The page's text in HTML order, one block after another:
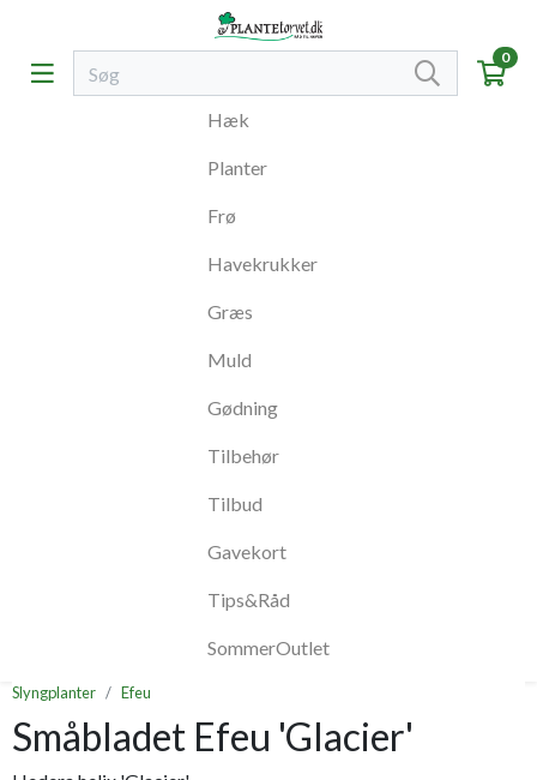
0
Hæk
Planter
Frø
Havekrukker
Græs
Muld
Gødning
Tilbehør
Tilbud
Gavekort
Tips&Råd
SommerOutlet
Slyngplanter Efeu
Småbladet Efeu 'Glacier'